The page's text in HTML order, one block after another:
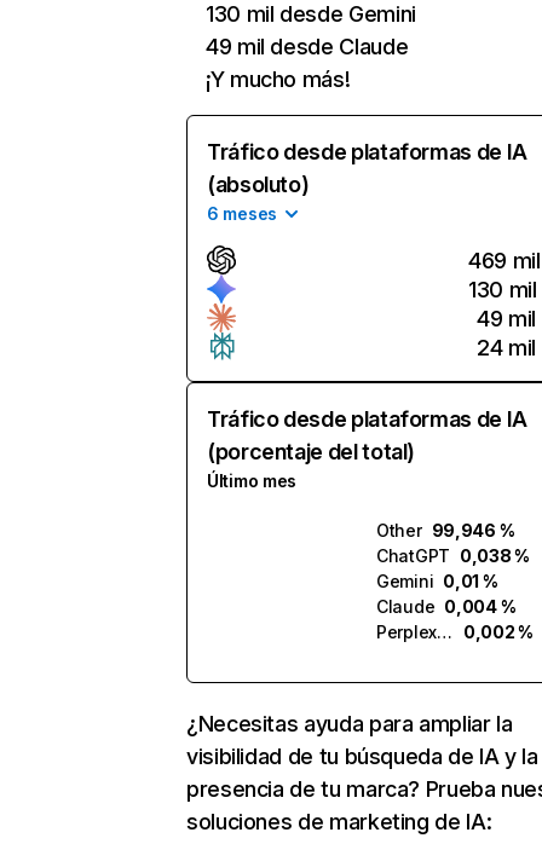
130 mil desde Gemini
49 mil desde Claude
¡Y mucho más!
Tráfico desde plataformas de IA
(absoluto)
6 meses
469 mil
130 mil
49 mil
24 mil
Tráfico desde plataformas de IA
(porcentaje del total)
Último mes
Other 99,946 %
ChatGPT 0,038 %
Gemini 0,01 %
Claude 0,004 %
Perplexity
0,002 %
¿Necesitas ayuda para ampliar la
visibilidad de tu búsqueda de IA y la
presencia de tu marca? Prueba
soluciones de marketing de IA: